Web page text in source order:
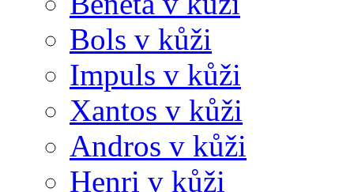
Bols v kůži
Impuls v kůži
Xantos v kůži
Andros v kůži
Henri v kůži